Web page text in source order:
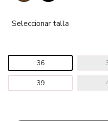
Seleccionar talla
36
39